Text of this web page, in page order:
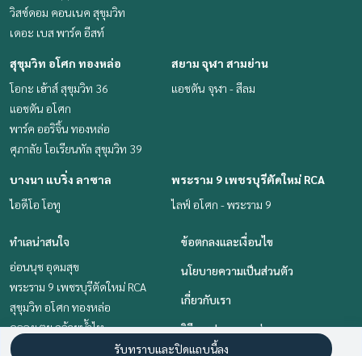
วิสซ์ดอม คอนเนค สุขุมวิท
เดอะ เบส พาร์ค อีสท์
สุขุมวิท อโศก ทองหล่อ
โอกะ เฮ้าส์ สุขุมวิท 36
แอชตัน อโศก
พาร์ค ออริจิ้น ทองหล่อ
ศุภาลัย โอเรียนทัล สุขุมวิท 39
สยาม จุฬา สามย่าน
แอชตัน จุฬา - สีลม
บางนา แบริ่ง ลาซาล
ไอดีโอ โอทู
พระราม 9 เพชรบุรีตัดใหม่ RCA
ไลฟ์ อโศก - พระราม 9
ทำเลน่าสนใจ
อ่อนนุช อุดมสุข
พระราม 9 เพชรบุรีตัดใหม่ RCA
สุขุมวิท อโศก ทองหล่อ
คลองเตย กล้วยน้ำไท
สยาม จุฬา สามย่าน
ข้อตกลงและเงื่อนไข
นโยบายความเป็นส่วนตัว
เกี่ยวกับเรา
วิธีการฝากขาย-เช่า
รับทราบและปิดแถบนี้ลง